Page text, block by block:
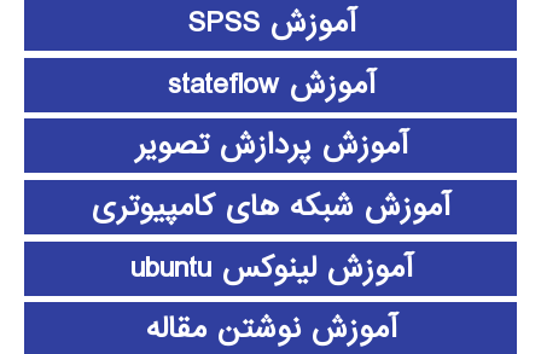
آموزش SPSS
آموزش stateflow
آموزش پردازش تصویر
آموزش شبکه های کامپیوتری
آموزش لینوکس ubuntu
آموزش نوشتن مقاله